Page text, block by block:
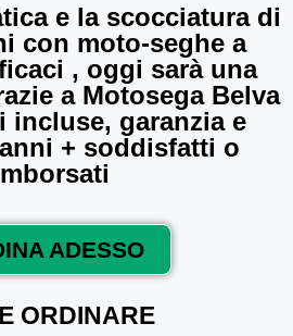
e la scocciatura di
con moto-seghe a
, oggi sarà una
a Motosega Belva
garanzia e
+ soddisfatti o
ADESSO
ORDINARE